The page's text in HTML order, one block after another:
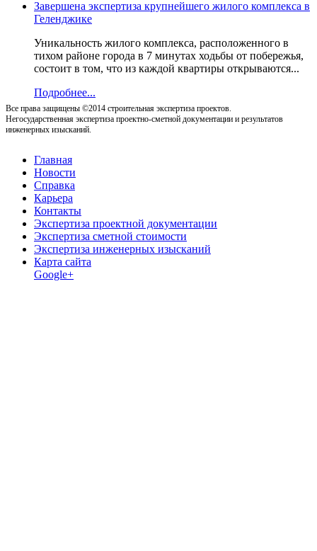
Завершена экспертиза крупнейшего жилого комплекса в
Геленджике
Уникальность жилого комплекса, расположенного в
тихом районе города в 7 минутах ходьбы от побережья,
состоит в том, что из каждой квартиры открываются...
Подробнее...
Все права защищены ©2014 строительная экспертиза проектов.
Негосударственная экспертиза проектно-сметной документации и результатов
инженерных изысканий.
Главная
Новости
Справка
Карьера
Контакты
Экспертиза проектной документации
Экспертиза сметной стоимости
Экспертиза инженерных изысканий
Карта сайта
Google+